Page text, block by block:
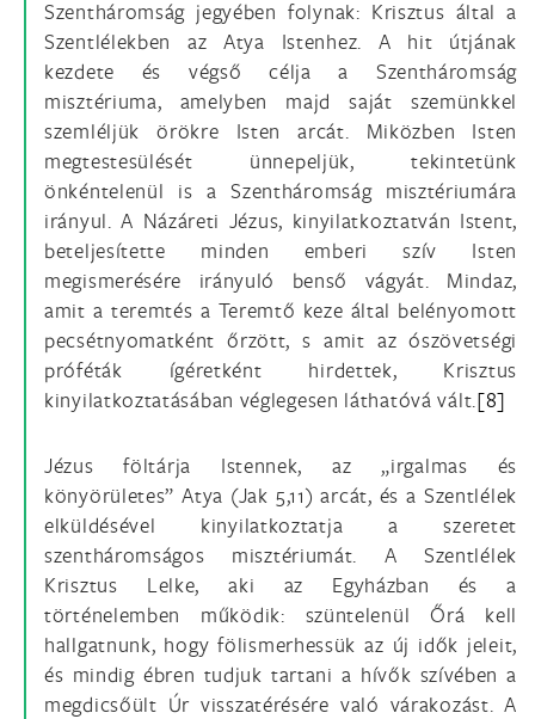
Szentháromság jegyében folynak: Krisztus által a
Szentlélekben az Atya Istenhez. A hit útjának
kezdete és végső célja a Szentháromság
misztériuma, amelyben majd saját szemünkkel
szemléljük örökre Isten arcát. Miközben Isten
megtestesülését ünnepeljük, tekintetünk
önkéntelenül is a Szentháromság misztériumára
irányul. A Názáreti Jézus, kinyilatkoztatván Istent,
beteljesítette minden emberi szív Isten
megismerésére irányuló benső vágyát. Mindaz,
amit a teremtés a Teremtő keze által belényomott
pecsétnyomatként őrzött, s amit az ószövetségi
próféták ígéretként hirdettek, Krisztus
kinyilatkoztatásában véglegesen láthatóvá vált.[8]
Jézus föltárja Istennek, az „irgalmas és
könyörületes” Atya (Jak 5,11) arcát, és a Szentlélek
elküldésével kinyilatkoztatja a szeretet
szentháromságos misztériumát. A Szentlélek
Krisztus Lelke, aki az Egyházban és a
történelemben működik: szüntelenül Őrá kell
hallgatnunk, hogy fölismerhessük az új idők jeleit,
és mindig ébren tudjuk tartani a hívők szívében a
megdicsőült Úr visszatérésére való várakozást. A